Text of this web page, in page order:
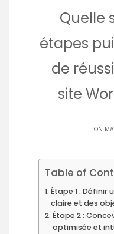
Quelle
étapes
de
site
ON
Table of
Étape 1 :
claire et des
Étape 2 :
optimisée et